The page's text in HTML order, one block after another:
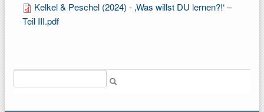
Kelkel & Peschel (2024) - ‚Was willst DU lernen?!‘ –
Teil III.pdf